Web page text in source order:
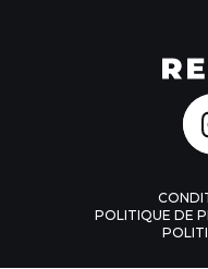
POLITIQUE DE